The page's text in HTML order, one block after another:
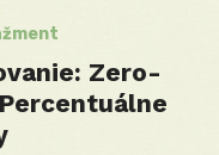
Zero-